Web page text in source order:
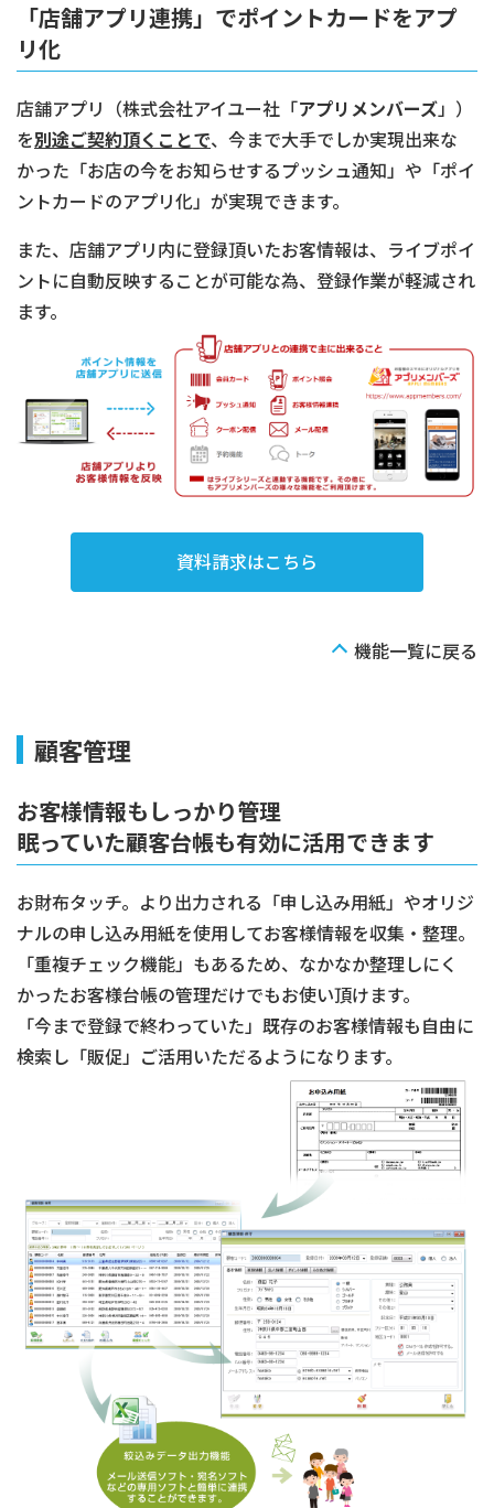
「店舗アプリ連携」でポイントカードをアプ
リ化
店舗アプリ（株式会社アイユー社「アプリメンバーズ」）
を別途ご契約頂くことで、今まで大手でしか実現出来な
かった「お店の今をお知らせするプッシュ通知」や「ポイ
ントカードのアプリ化」が実現できます。
また、店舗アプリ内に登録頂いたお客情報は、ライブポイ
ントに自動反映することが可能な為、登録作業が軽減され
ます。
資料請求はこちら
機能一覧に戻る
顧客管理
お客様情報もしっかり管理
眠っていた顧客台帳も有効に活用できます
お財布タッチ。より出力される「申し込み用紙」やオリジ
ナルの申し込み用紙を使用してお客様情報を収集・整理。
「重複チェック機能」もあるため、なかなか整理しにく
かったお客様台帳の管理だけでもお使い頂けます。
「今まで登録で終わっていた」既存のお客様情報も自由に
検索し「販促」ご活用いただるようになります。